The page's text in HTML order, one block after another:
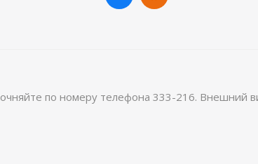
по номеру телефона 333-216. Внешний